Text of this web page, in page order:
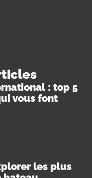
: top 5
vous font
les plus